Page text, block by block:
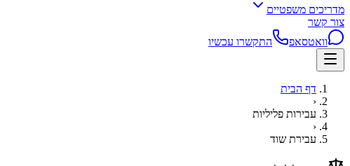
מדריכים משפטיים
צור קשר
וואטסאפ
התקשרו עכשיו
דף הבית
‹
עבירות פליליות
‹
עבירת שוד